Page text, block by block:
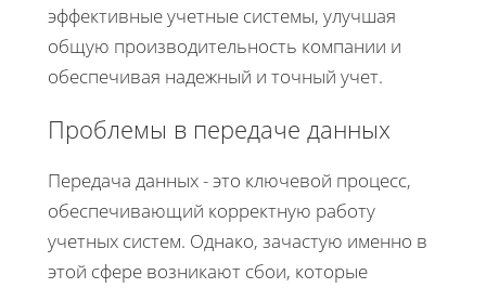
эффективные учетные системы, улучшая
общую производительность компании и
обеспечивая надежный и точный учет.
Проблемы в передаче данных
Передача данных - это ключевой процесс,
обеспечивающий корректную работу
учетных систем. Однако, зачастую именно в
этой сфере возникают сбои, которые